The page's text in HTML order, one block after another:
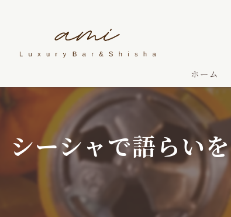
ホーム
シーシャで語らい